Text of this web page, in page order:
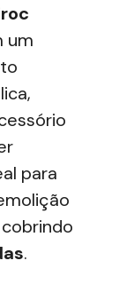
um
para
.